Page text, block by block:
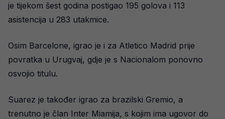
je tijekom šest godina postigao 195 golova i 113
asistencija u 283 utakmice.
Osim Barcelone, igrao je i za Atletico Madrid prije
povratka u Urugvaj, gdje je s Nacionalom ponovno
osvojio titulu.
Suarez je također igrao za brazilski Gremio, a
trenutno je član Inter Miamija, s kojim ima ugovor do